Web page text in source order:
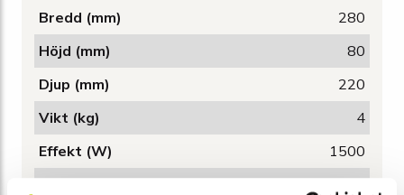
Bredd (mm)
280
Höjd (mm)
80
Djup (mm)
220
Vikt (kg)
4
Effekt (W)
1500